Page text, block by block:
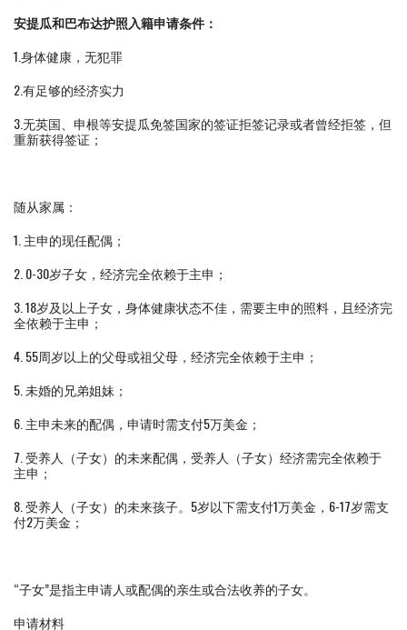
安提瓜和巴布达护照入籍申请条件：
1.身体健康，无犯罪
2.有足够的经济实力
3.无英国、申根等安提瓜免签国家的签证拒签记录或者曾经拒签，但
重新获得签证；
随从家属：
1. 主申的现任配偶；
2. 0-30岁子女，经济完全依赖于主申；
3. 18岁及以上子女，身体健康状态不佳，需要主申的照料，且经济完
全依赖于主申；
4. 55周岁以上的父母或祖父母，经济完全依赖于主申；
5. 未婚的兄弟姐妹；
6. 主申未来的配偶，申请时需支付5万美金；
7. 受养人（子女）的未来配偶，受养人（子女）经济需完全依赖于
主申；
8. 受养人（子女）的未来孩子。5岁以下需支付1万美金，6-17岁需支
付2万美金；
“子女”是指主申请人或配偶的亲生或合法收养的子女。
申请材料